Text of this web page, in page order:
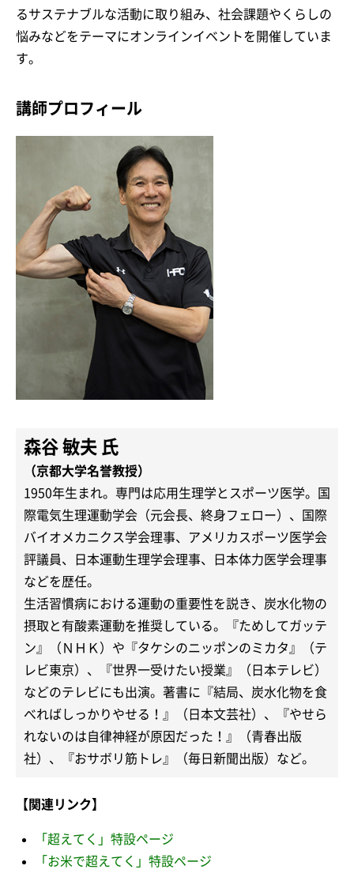
るサステナブルな活動に取り組み、社会課題やくらしの
悩みなどをテーマにオンラインイベントを開催していま
す。
講師プロフィール
森谷 敏夫 氏
（京都大学名誉教授）
1950年生まれ。専門は応用生理学とスポーツ医学。国
際電気生理運動学会（元会長、終身フェロー）、国際
バイオメカニクス学会理事、アメリカスポーツ医学会
評議員、日本運動生理学会理事、日本体力医学会理事
などを歴任。
生活習慣病における運動の重要性を説き、炭水化物の
摂取と有酸素運動を推奨している。『ためしてガッテ
ン』（ＮＨＫ）や『タケシのニッポンのミカタ』（テ
レビ東京）、『世界一受けたい授業』（日本テレビ）
などのテレビにも出演。著書に『結局、炭水化物を食
べればしっかりやせる！』（日本文芸社）、『やせら
れないのは自律神経が原因だった！』（青春出版
社）、『おサボリ筋トレ』（毎日新聞出版）など。
【関連リンク】
「超えてく」特設ページ
「お米で超えてく」特設ページ